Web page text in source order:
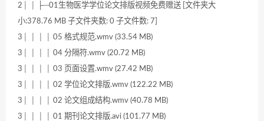
2│ │ ├─01生物医学学位论文排版视频免费赠送 [文件夹大
小:378.76 MB 子文件夹数: 0 子文件数: 7]
3│ │ │ │ 05 格式规范.wmv (33.54 MB)
3│ │ │ │ 04 分隔符.wmv (20.72 MB)
3│ │ │ │ 03 页面设置.wmv (27.42 MB)
3│ │ │ │ 02 学位论文排版.wmv (122.22 MB)
3│ │ │ │ 02 论文组成结构.wmv (40.78 MB)
3│ │ │ │ 01 期刊论文排版.avi (101.77 MB)